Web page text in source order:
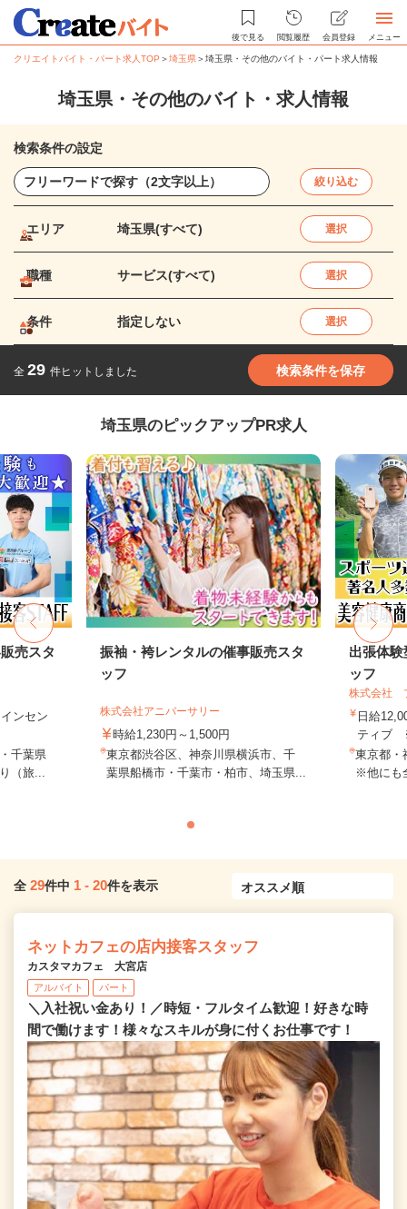
後で見る 閲覧履歴 会員登録 メニュー
クリエイトバイト・パート求人TOP ＞埼玉県＞埼玉県・その他のバイト・パート求人情報
埼玉県・その他のバイト・求人情報
検索条件の設定
絞り込む
エリア 埼玉県(すべて) 選択
職種 サービス(すべて) 選択
条件 指定しない 選択
全 29 件ヒットしました 検索条件を保存
埼玉県のピックアップPR求人
売スタ
ンセン
千葉県
（旅...
振袖・袴レンタルの催事販売スタ
ッフ
株式会社アニバーサリー
時給1,230円～1,500円
東京都渋谷区、神奈川県横浜市、千
葉県船橋市・千葉市・柏市、埼玉県...
出張体
ッフ
株式会社
日給
ティブ
東京都・
※他にも
全 29件中 1 - 20件を表示
ネットカフェの店内接客スタッフ
カスタマカフェ 大宮店
アルバイト パート
＼入社祝い金あり！／時短・フルタイム歓迎！好きな時
間で働けます！様々なスキルが身に付くお仕事です！